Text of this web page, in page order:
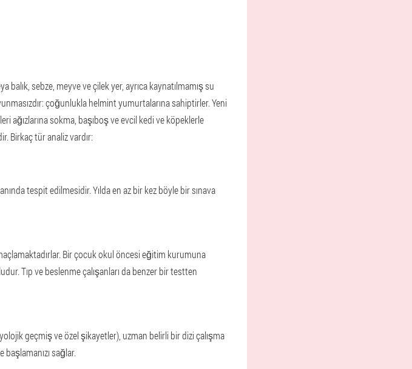
sebze, meyve ve çilek yer, ayrıca kaynatılmamış su
çoğunlukla helmint yumurtalarına sahiptirler. Yeni
ağızlarına sokma, başıboş ve evcil kedi ve köpeklerle
Birkaç tür analiz vardır:
tespit edilmesidir. Yılda en az bir kez böyle bir sınava
Bir çocuk okul öncesi eğitim kurumuna
Tıp ve beslenme çalışanları da benzer bir testten
geçmiş ve özel şikayetler), uzman belirli bir dizi çalışma
başlamanızı sağlar.